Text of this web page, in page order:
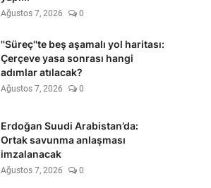
Ağustos 7, 2026 0
''Süreç''te beş aşamalı yol haritası:
Çerçeve yasa sonrası hangi
adımlar atılacak?
Ağustos 7, 2026 0
Erdoğan Suudi Arabistan’da:
Ortak savunma anlaşması
imzalanacak
Ağustos 7, 2026 0